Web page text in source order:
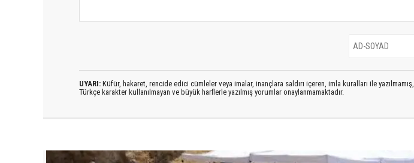
UYARI: Küfür, hakaret, rencide edici cümleler veya imalar, inançlara saldırı içeren, imla kuralları ile yazılmamış,
Türkçe karakter kullanılmayan ve büyük harflerle yazılmış yorumlar onaylanmamaktadır.